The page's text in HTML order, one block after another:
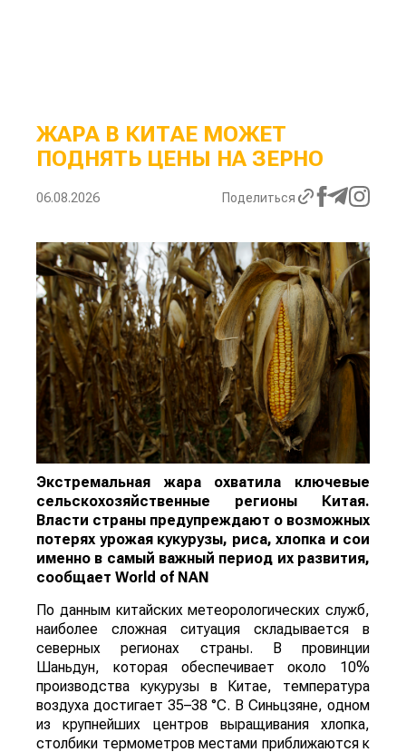
ЖАРА В КИТАЕ МОЖЕТ
ПОДНЯТЬ ЦЕНЫ НА ЗЕРНО
06.08.2026 Поделиться
Экстремальная жара охватила ключевые
сельскохозяйственные регионы Китая.
Власти страны предупреждают о возможных
потерях урожая кукурузы, риса, хлопка и сои
именно в самый важный период их развития,
сообщает World of NAN
По данным китайских метеорологических служб,
наиболее сложная ситуация складывается в
северных регионах страны. В провинции
Шаньдун, которая обеспечивает около 10%
производства кукурузы в Китае, температура
воздуха достигает 35–38 °C. В Синьцзяне, одном
из крупнейших центров выращивания хлопка,
столбики термометров местами приближаются к